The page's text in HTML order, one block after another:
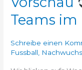
Teams im
Schreibe einen
Fussball
Nachwuchs
im
Einsatz